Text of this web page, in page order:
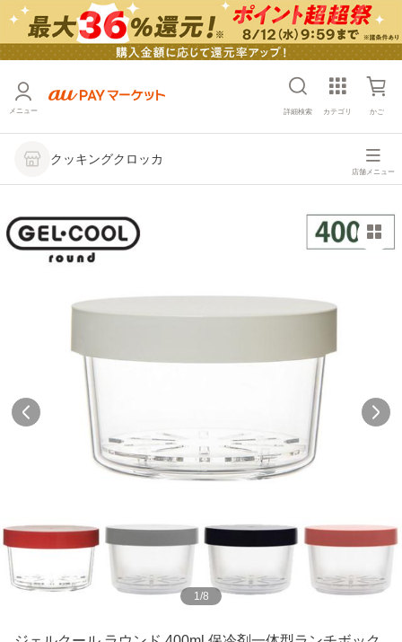
メニュー 詳細検索 カテゴリ かご
クッキングクロッカ
店舗メニュー
1/8